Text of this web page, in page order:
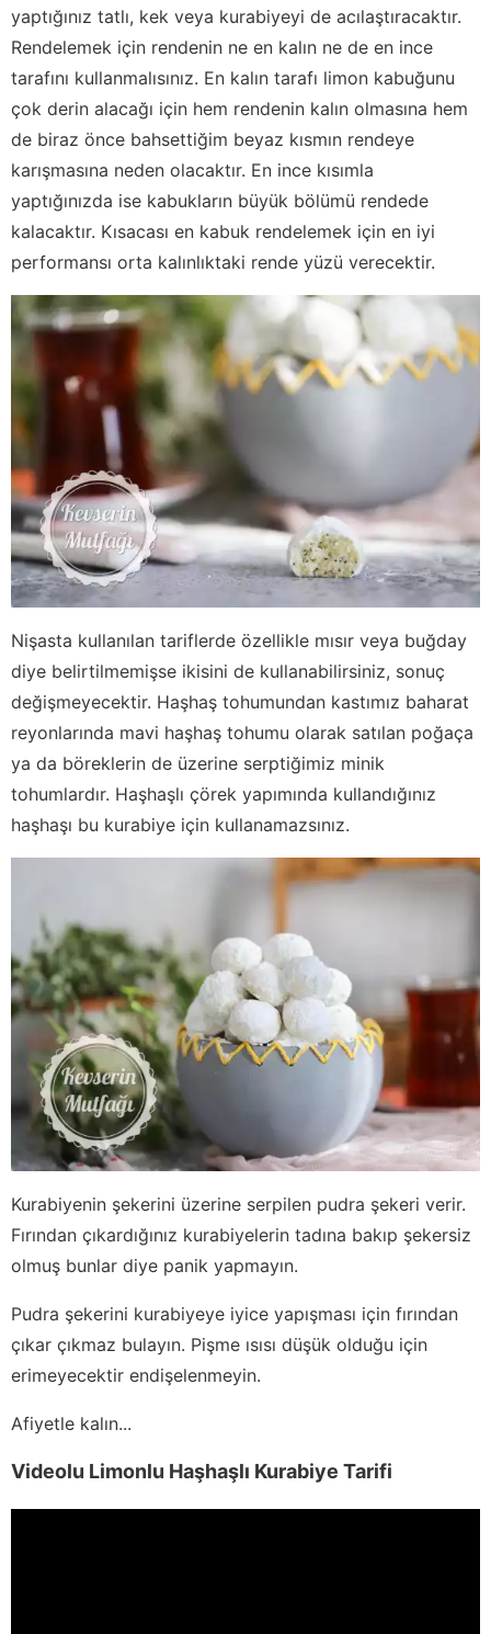
yaptığınız tatlı, kek veya kurabiyeyi de acılaştıracaktır.
Rendelemek için rendenin ne en kalın ne de en ince
tarafını kullanmalısınız. En kalın tarafı limon kabuğunu
çok derin alacağı için hem rendenin kalın olmasına hem
de biraz önce bahsettiğim beyaz kısmın rendeye
karışmasına neden olacaktır. En ince kısımla
yaptığınızda ise kabukların büyük bölümü rendede
kalacaktır. Kısacası en kabuk rendelemek için en iyi
performansı orta kalınlıktaki rende yüzü verecektir.
Nişasta kullanılan tariflerde özellikle mısır veya buğday
diye belirtilmemişse ikisini de kullanabilirsiniz, sonuç
değişmeyecektir. Haşhaş tohumundan kastımız baharat
reyonlarında mavi haşhaş tohumu olarak satılan poğaça
ya da böreklerin de üzerine serptiğimiz minik
tohumlardır. Haşhaşlı çörek yapımında kullandığınız
haşhaşı bu kurabiye için kullanamazsınız.
Kurabiyenin şekerini üzerine serpilen pudra şekeri verir.
Fırından çıkardığınız kurabiyelerin tadına bakıp şekersiz
olmuş bunlar diye panik yapmayın.
Pudra şekerini kurabiyeye iyice yapışması için fırından
çıkar çıkmaz bulayın. Pişme ısısı düşük olduğu için
erimeyecektir endişelenmeyin.
Afiyetle kalın...
Videolu Limonlu Haşhaşlı Kurabiye Tarifi